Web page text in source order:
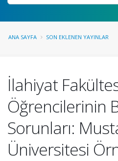
ANA SAYFA SON EKLENEN YAYINLAR
İlahiyat
Öğrencilerinin
Sorunları:
Üniversitesi